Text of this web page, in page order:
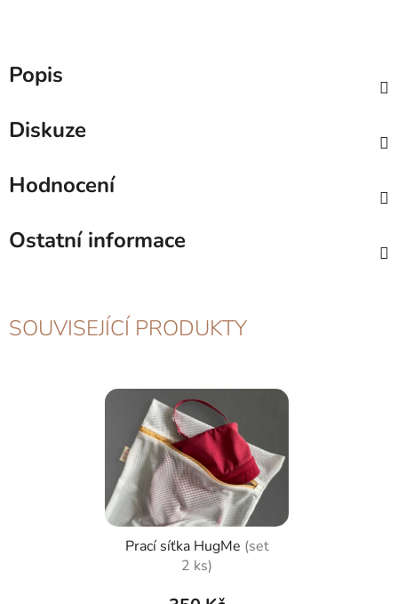
Popis
Diskuze
Hodnocení
Ostatní informace
SOUVISEJÍCÍ PRODUKTY
Prací síťka HugMe (set
2 ks)